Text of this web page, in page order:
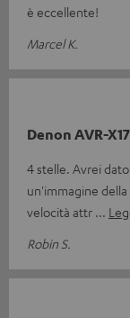
è eccellente!
Marcel K.
Denon AVR-
4 stelle. Avrei
un'immagine
velocità attr
Robin S.